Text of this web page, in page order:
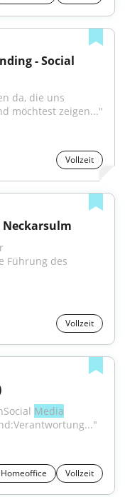
da, die uns
möchtest zeigen..."
Vollzeit
Führung des
Vollzeit
Media
Homeoffice Vollzeit